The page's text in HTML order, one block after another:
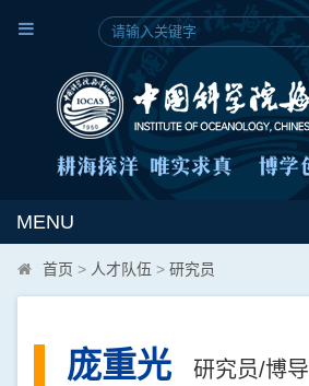
MENU
首页 > 人才队伍 > 研究员
庞重光 研究员/博导